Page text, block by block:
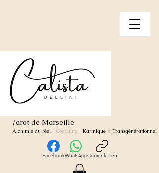
Tarot de Marseille
Alchimie du réel - Coaching - Karmique & Transgénérationnel
FacebookWhatsAppCopier le lien